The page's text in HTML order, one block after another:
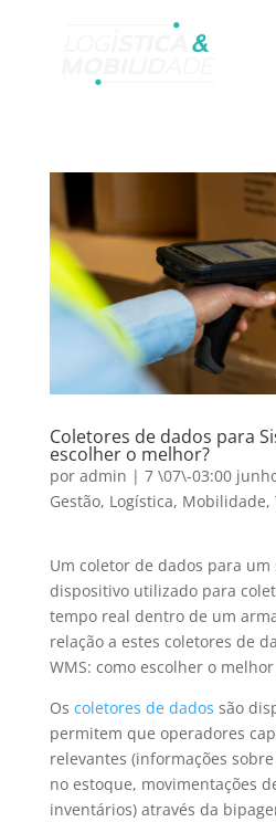
Coletores de dados para
escolher o melhor?
por admin | 7 \07\-03:00
Gestão, Logística, Mobilidade,
Um coletor de dados para um
dispositivo utilizado para
tempo real dentro de um
relação a estes coletores de
WMS: como escolher o
Os coletores de dados são
permitem que operadores
relevantes (informações
no estoque, movimentações
inventários) através da